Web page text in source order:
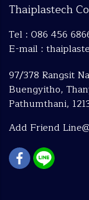
Thaiplastech
Tel : 086 456
E-mail :
97/378 Rangsit
Buengyitho,
Pathumthani,
Add Friend